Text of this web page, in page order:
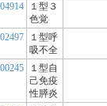
１型３
色覚
１型呼
吸不全
１型自
己免疫
性膵炎